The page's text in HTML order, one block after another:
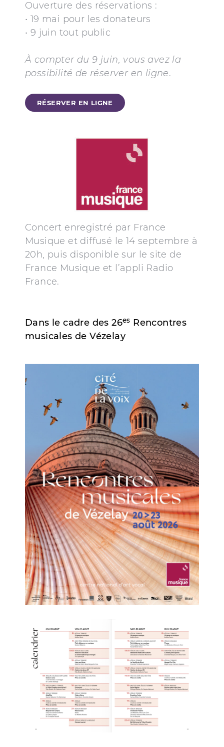
Ouverture des réservations :
• 19 mai pour les donateurs
• 9 juin tout public
À compter du 9 juin, vous avez la
possibilité de réserver en ligne.
RÉSERVER EN LIGNE
Concert enregistré par France
Musique et diffusé le 14 septembre à
20h, puis disponible sur le site de
France Musique et l’appli Radio
France.
Dans le cadre des 26es Rencontres
musicales de Vézelay